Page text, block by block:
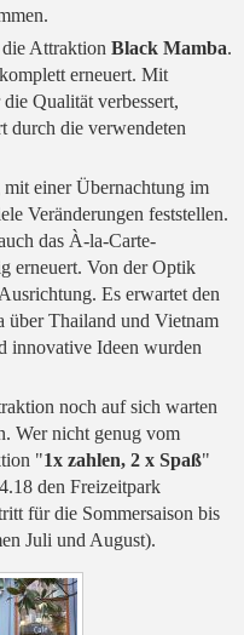
Attraktion Black Mamba.
erneuert. Mit
Qualität verbessert,
durch die verwendeten
einer Übernachtung im
Veränderungen feststellen.
das À-la-Carte-
erneuert. Von der Optik
Es erwartet den
über Thailand und Vietnam
innovative Ideen wurden
noch auf sich warten
Wer nicht genug vom
"1x zahlen, 2 x Spaß"
den Freizeitpark
für die Sommersaison bis
Juli und August).